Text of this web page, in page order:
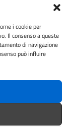
i cookie per
Il consenso a queste
di navigazione
può influire